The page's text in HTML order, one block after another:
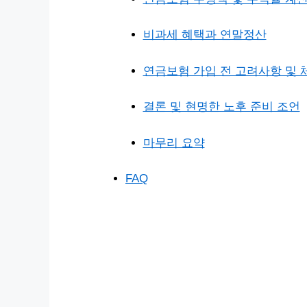
비과세 혜택과 연말정산
연금보험 가입 전 고려사항 및
결론 및 현명한 노후 준비 조언
마무리 요약
FAQ